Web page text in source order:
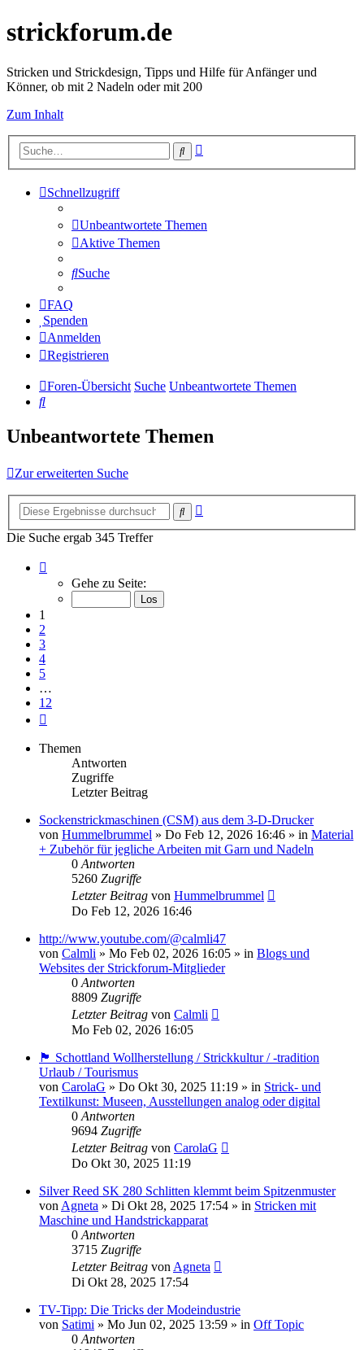
strickforum.de
Stricken und Strickdesign, Tipps und Hilfe für Anfänger und
Könner, ob mit 2 Nadeln oder mit 200
Zum Inhalt
Suche
Schnellzugriff
Unbeantwortete Themen
Aktive Themen
Suche
FAQ
Spenden
Anmelden
Registrieren
Foren-Übersicht Suche Unbeantwortete Themen
Suche
Unbeantwortete Themen
Zur erweiterten Suche
Suche
Die Suche ergab 345 Treffer
von
Gehe zu Seite:
1
2
3
4
5
…
12
Themen
Antworten
Zugriffe
Letzter Beitrag
Sockenstrickmaschinen (CSM) aus dem 3-D-Drucker
von Hummelbrummel » Do Feb 12, 2026 16:46 » in Material
+ Zubehör für jegliche Arbeiten mit Garn und Nadeln
0 Antworten
5260 Zugriffe
Letzter Beitrag von Hummelbrummel
Do Feb 12, 2026 16:46
http://www.youtube.com/@calmli47
von Calmli » Mo Feb 02, 2026 16:05 » in Blogs und
Websites der Strickforum-Mitglieder
0 Antworten
8809 Zugriffe
Letzter Beitrag von Calmli
Mo Feb 02, 2026 16:05
🏴󠁧󠁢󠁳󠁣󠁴󠁿 Schottland Wollherstellung / Strickkultur / -tradition
Urlaub / Tourismus
von CarolaG » Do Okt 30, 2025 11:19 » in Strick- und
Textilkunst: Museen, Ausstellungen analog oder digital
0 Antworten
9694 Zugriffe
Letzter Beitrag von CarolaG
Do Okt 30, 2025 11:19
Silver Reed SK 280 Schlitten klemmt beim Spitzenmuster
von Agneta » Di Okt 28, 2025 17:54 » in Stricken mit
Maschine und Handstrickapparat
0 Antworten
3715 Zugriffe
Letzter Beitrag von Agneta
Di Okt 28, 2025 17:54
TV-Tipp: Die Tricks der Modeindustrie
von Satimi » Mo Jun 02, 2025 13:59 » in Off Topic
0 Antworten